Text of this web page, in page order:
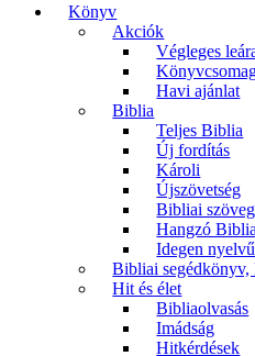
Könyv
Akciók
Végleges
Havi ajánlat
Biblia
Teljes Biblia
Új fordítás
Károli
Újszövetség
Bibliai
Hangzó Biblia
Idegen
Bibliai segédkönyv,
Hit és élet
Bibliaolvasás
Imádság
Hitkérdések